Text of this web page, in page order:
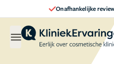
Onafhankelijke